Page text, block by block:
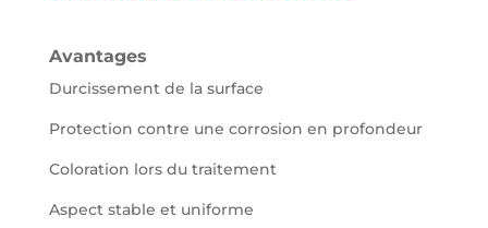
Avantages
Durcissement de la surface
Protection contre une corrosion en profondeur
Coloration lors du traitement
Aspect stable et uniforme